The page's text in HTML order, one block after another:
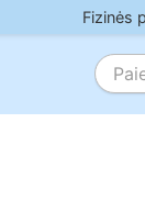
Fizinės